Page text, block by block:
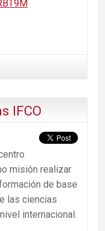
IFCO
misión realizar
de base
las ciencias
internacional.